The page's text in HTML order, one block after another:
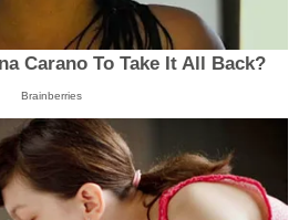
Carano To Take It All Back?
Brainberries